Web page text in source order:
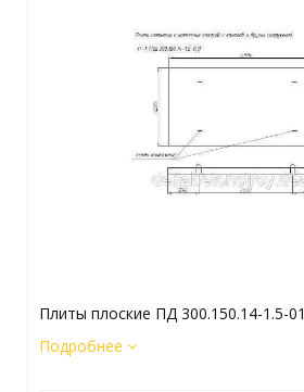
Плиты плоские ПД 300.150.14-1.5-01
Подробнее